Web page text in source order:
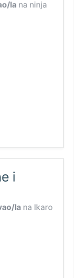
la na ninja
i
la na Ikaro